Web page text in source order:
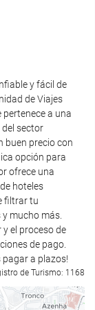
y fácil de
de Viajes
a una
sector
buen precio con
opción para
ofrece una
hoteles
filtrar tu
mucho más.
el proceso de
de pago.
pagar a plazos!
de Turismo: 1168